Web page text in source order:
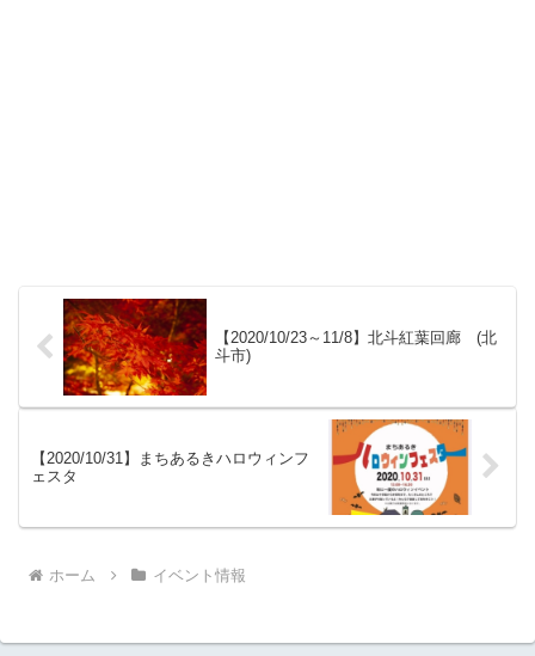
【2020/10/23～11/8】北斗紅葉回廊 (北
斗市)
【2020/10/31】まちあるきハロウィンフ
ェスタ
ホーム イベント情報